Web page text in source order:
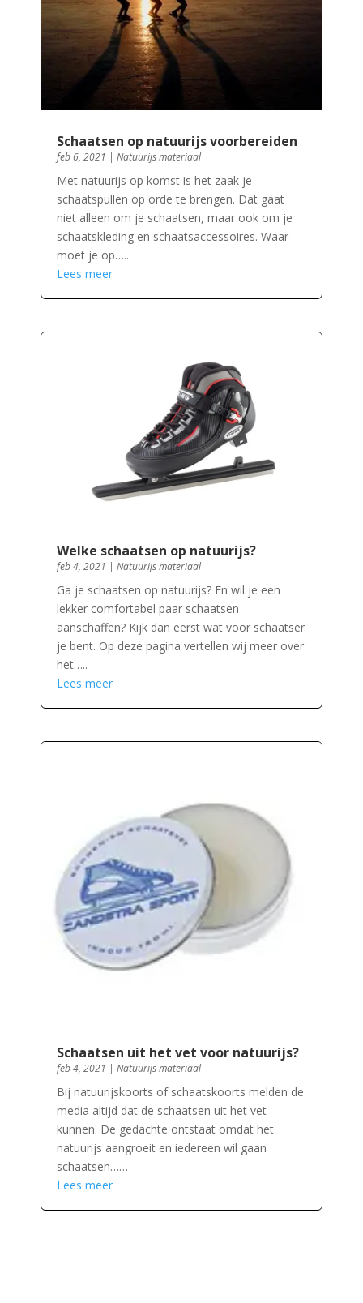
Schaatsen op natuurijs voorbereiden
feb 6, 2021 | Natuurijs materiaal
Met natuurijs op komst is het zaak je
schaatspullen op orde te brengen. Dat gaat
niet alleen om je schaatsen, maar ook om je
schaatskleding en schaatsaccessoires. Waar
moet je op…..
Lees meer
Welke schaatsen op natuurijs?
feb 4, 2021 | Natuurijs materiaal
Ga je schaatsen op natuurijs? En wil je een
lekker comfortabel paar schaatsen
aanschaffen? Kijk dan eerst wat voor schaatser
je bent. Op deze pagina vertellen wij meer over
het…..
Lees meer
Schaatsen uit het vet voor natuurijs?
feb 4, 2021 | Natuurijs materiaal
Bij natuurijskoorts of schaatskoorts melden de
media altijd dat de schaatsen uit het vet
kunnen. De gedachte ontstaat omdat het
natuurijs aangroeit en iedereen wil gaan
schaatsen……
Lees meer